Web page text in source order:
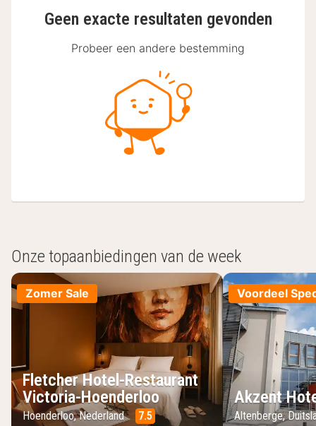
Geen exacte resultaten gevonden
Probeer een andere bestemming
Onze topaanbiedingen van de week
Zomer Sale
Fletcher Hotel-Restaurant
Victoria-Hoenderloo
Hoenderloo, Nederland 7.5
Voordeel
Akzent
Altenberge,